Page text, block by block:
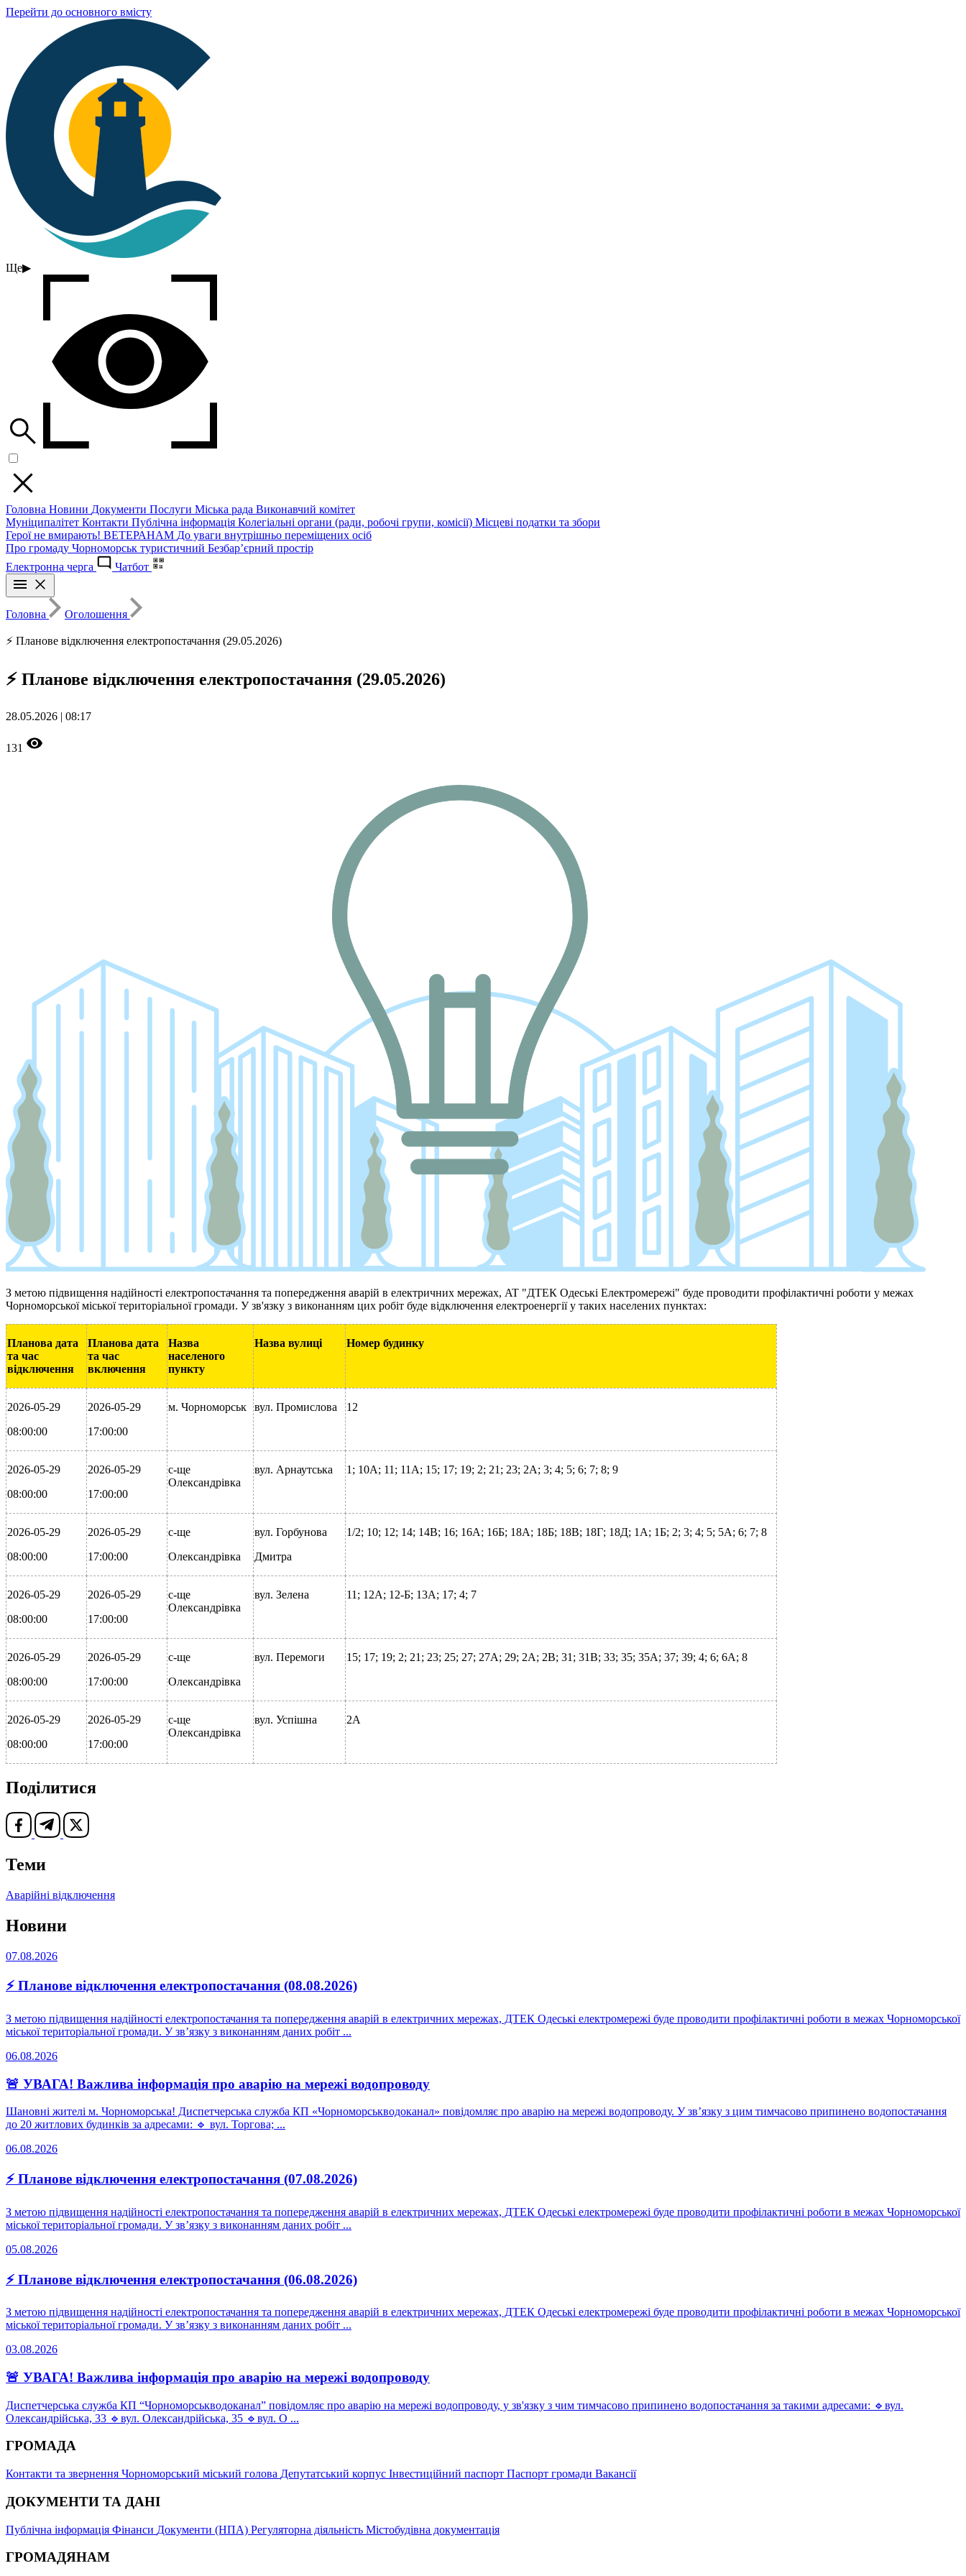
Перейти до основного вмісту
Ще▶
Головна Новини Документи Послуги Міська рада Виконавчий комітет
Муніципалітет Контакти Публічна інформація Колегіальні органи (ради, робочі групи, комісії) Місцеві податки та збори
Герої не вмирають! ВЕТЕРАНАМ До уваги внутрішньо переміщених осіб
Про громаду Чорноморськ туристичний Безбар’єрний простір
Електронна черга
Чатбот
Головна Оголошення
⚡ Планове відключення електропостачання (29.05.2026)
⚡ Планове відключення електропостачання (29.05.2026)
28.05.2026 | 08:17
131
З метою підвищення надійності електропостачання та попередження аварій в електричних мережах, AT "ДТЕК Одеські Електромережі" буде проводити профілактичні роботи у межах
Чорноморської міської територіальної громади. У зв'язку з виконанням цих робіт буде відключення електроенергії у таких населених пунктах:
Планова дата
та час
відключення
Планова дата
та час
включення
Назва
населеного
пункту
Назва вулиці Номер будинку
2026-05-29
08:00:00
2026-05-29
17:00:00
м. Чорноморськ вул. Промислова 12
2026-05-29
08:00:00
2026-05-29
17:00:00
с-ще
Олександрівка
вул. Арнаутська 1; 10А; 11; 11А; 15; 17; 19; 2; 21; 23; 2А; 3; 4; 5; 6; 7; 8; 9
2026-05-29
08:00:00
2026-05-29
17:00:00
с-ще
Олександрівка
вул. Горбунова
Дмитра
1/2; 10; 12; 14; 14В; 16; 16А; 16Б; 18А; 18Б; 18В; 18Г; 18Д; 1А; 1Б; 2; 3; 4; 5; 5А; 6; 7; 8
2026-05-29
08:00:00
2026-05-29
17:00:00
с-ще
Олександрівка
вул. Зелена 11; 12А; 12-Б; 13А; 17; 4; 7
2026-05-29
08:00:00
2026-05-29
17:00:00
с-ще
Олександрівка
вул. Перемоги 15; 17; 19; 2; 21; 23; 25; 27; 27А; 29; 2А; 2В; 31; 31В; 33; 35; 35А; 37; 39; 4; 6; 6А; 8
2026-05-29
08:00:00
2026-05-29
17:00:00
с-ще
Олександрівка
вул. Успішна 2А
Поділитися
Теми
Аварійні відключення
Новини
07.08.2026
⚡ Планове відключення електропостачання (08.08.2026)
З метою підвищення надійності електропостачання та попередження аварій в електричних мережах, ДТЕК Одеські електромережі буде проводити профілактичні роботи в межах Чорноморської
міської територіальної громади. У зв’язку з виконанням даних робіт ...
06.08.2026
🚨 УВАГА! Важлива інформація про аварію на мережі водопроводу
Шановні жителі м. Чорноморська! Диспетчерська служба КП «Чорноморськводоканал» повідомляє про аварію на мережі водопроводу. У зв’язку з цим тимчасово припинено водопостачання
до 20 житлових будинків за адресами: 🔹 вул. Торгова; ...
06.08.2026
⚡ Планове відключення електропостачання (07.08.2026)
З метою підвищення надійності електропостачання та попередження аварій в електричних мережах, ДТЕК Одеські електромережі буде проводити профілактичні роботи в межах Чорноморської
міської територіальної громади. У зв’язку з виконанням даних робіт ...
05.08.2026
⚡ Планове відключення електропостачання (06.08.2026)
З метою підвищення надійності електропостачання та попередження аварій в електричних мережах, ДТЕК Одеські електромережі буде проводити профілактичні роботи в межах Чорноморської
міської територіальної громади. У зв’язку з виконанням даних робіт ...
03.08.2026
🚨 УВАГА! Важлива інформація про аварію на мережі водопроводу
Диспетчерська служба КП “Чорноморськводоканал” повідомляє про аварію на мережі водопроводу, у зв'язку з чим тимчасово припинено водопостачання за такими адресами: 🔹вул.
Олександрійська, 33 🔹вул. Олександрійська, 35 🔹вул. О ...
ГРОМАДА
Контакти та звернення Чорноморський міський голова Депутатський корпус Інвестиційний паспорт Паспорт громади Вакансії
ДОКУМЕНТИ ТА ДАНІ
Публічна інформація Фінанси Документи (НПА) Регуляторна діяльність Містобудівна документація
ГРОМАДЯНАМ